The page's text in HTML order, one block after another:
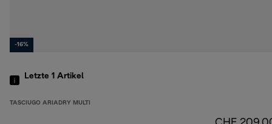
-16%
Letzte 1 Artikel
TASCIUGO ARIADRY MULTI